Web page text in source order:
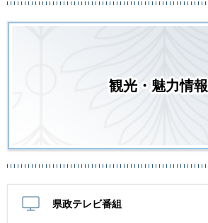
観光・魅力情報
県政テレビ番組